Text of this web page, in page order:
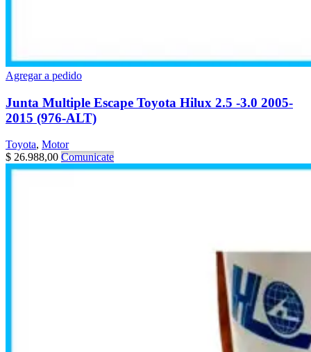
Agregar a pedido
Junta Multiple Escape Toyota Hilux 2.5 -3.0 2005-
2015 (976-ALT)
Toyota, Motor
$ 26.988,00 Comunicate